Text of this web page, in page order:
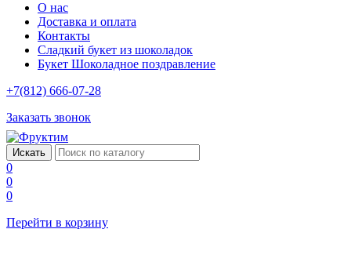
О нас
Доставка и оплата
Контакты
Сладкий букет из шоколадок
Букет Шоколадное поздравление
+7(812) 666-07-28
Заказать звонок
0
0
0
Перейти в корзину